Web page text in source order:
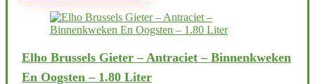
Elho Brussels Gieter – Antraciet – Binnenkweken
En Oogsten – 1.80 Liter